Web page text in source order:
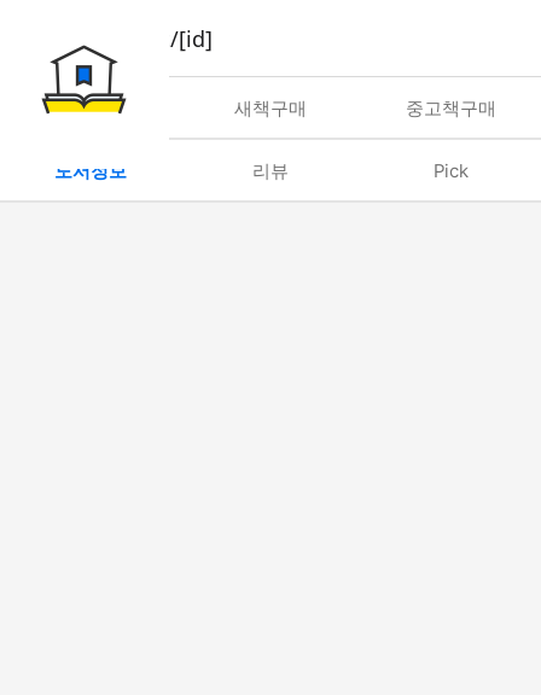
book/rent/[id]
대여 새책구매 중고책구매
도서정보 리뷰 Pick